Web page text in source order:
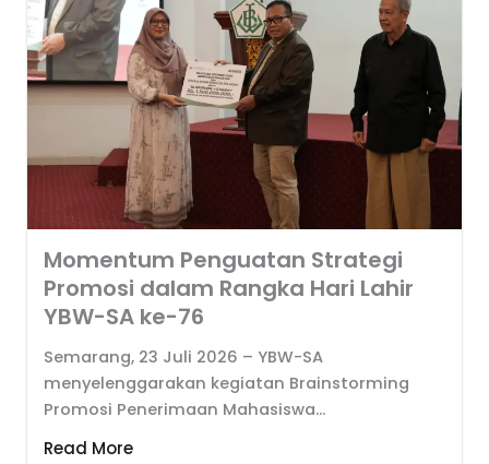
Momentum Penguatan Strategi
Promosi dalam Rangka Hari Lahir
YBW-SA ke-76
Semarang, 23 Juli 2026 – YBW-SA
menyelenggarakan kegiatan Brainstorming
Promosi Penerimaan Mahasiswa...
Read More